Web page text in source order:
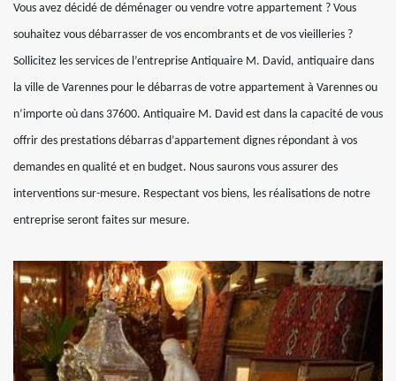
Vous avez décidé de déménager ou vendre votre appartement ? Vous
souhaitez vous débarrasser de vos encombrants et de vos vieilleries ?
Sollicitez les services de l’entreprise Antiquaire M. David, antiquaire dans
la ville de Varennes pour le débarras de votre appartement à Varennes ou
n’importe où dans 37600. Antiquaire M. David est dans la capacité de vous
offrir des prestations débarras d’appartement dignes répondant à vos
demandes en qualité et en budget. Nous saurons vous assurer des
interventions sur-mesure. Respectant vos biens, les réalisations de notre
entreprise seront faites sur mesure.